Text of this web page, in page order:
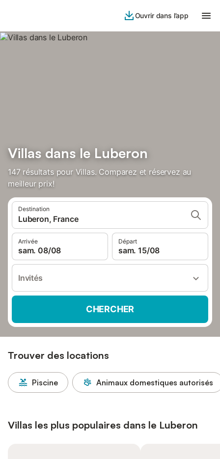
Ouvrir dans l’app
Villas dans le Luberon
147 résultats pour Villas. Comparez et réservez au
meilleur prix!
Destination
Luberon, France
Arrivée
sam. 08/08
Départ
sam. 15/08
Invités
CHERCHER
Trouver des locations
Piscine Animaux domestiques autorisés
Villas les plus populaires dans le Luberon